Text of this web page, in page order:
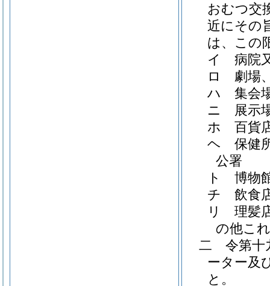
おむつ交
近にその
は、この
イ
病院
ロ
劇場
ハ
集会
ニ
展示
ホ
百貨
ヘ
保健
公署
ト
博物
チ
飲食
リ
理髪
の他こ
二
令第十
ーター及
と。